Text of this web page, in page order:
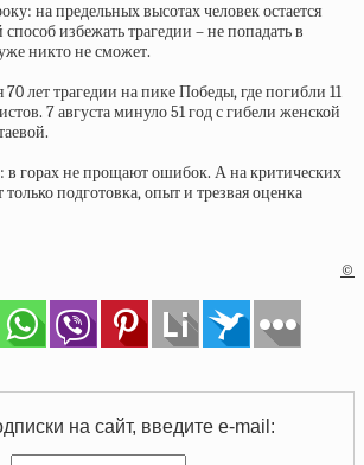
на предельных высотах человек остается
избежать трагедии – не попадать в
никто не сможет.
70 лет трагедии на пике Победы, где погибли 11
7 августа минуло 51 год с гибели женской
горах не прощают ошибок. А на критических
подготовка, опыт и трезвая оценка
©
на сайт, введите e-mail: